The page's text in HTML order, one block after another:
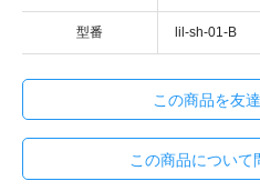
型番 lil-sh-01-B
この商品を友
この商品について